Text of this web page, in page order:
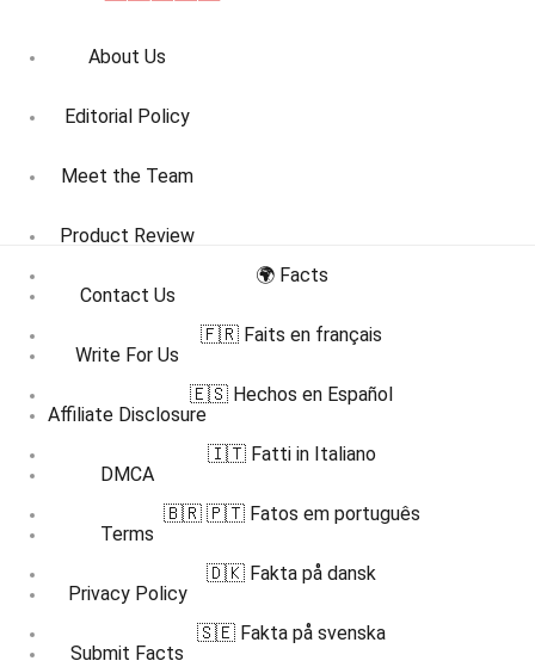
About Us
Editorial Policy
Meet the Team
Product Review
Contact Us
Write For Us
Affiliate Disclosure
DMCA
Terms
Privacy Policy
Submit Facts
🌍 Facts
🇫🇷 Faits en français
🇪🇸 Hechos en Español
🇮🇹 Fatti in Italiano
🇧🇷 🇵🇹 Fatos em português
🇩🇰 Fakta på dansk
🇸🇪 Fakta på svenska